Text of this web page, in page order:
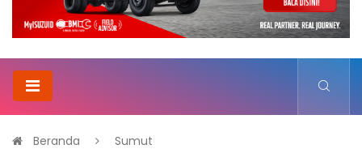
Beranda Sumut